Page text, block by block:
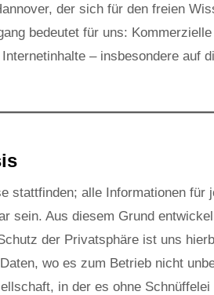
der sich für den freien
bedeutet für uns: Kommerzielle
– insbesondere auf
stattfinden; alle Informationen für
sein. Aus diesem Grund
der Privatsphäre ist uns
wo es zum Betrieb nicht
in der es ohne